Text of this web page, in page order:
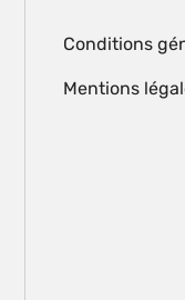
Conditions
Mentions